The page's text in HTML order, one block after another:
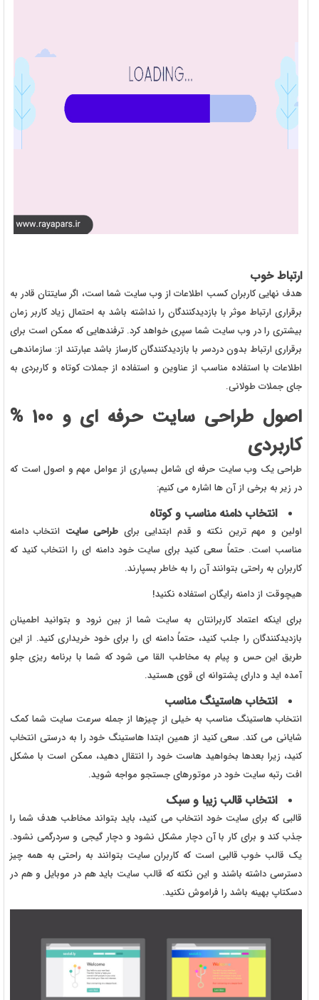
ارتباط خوب
هدف نهایی کاربران کسب اطلاعات از وب سایت شما است، اگر سایتتان قادر به
برقراری ارتباط موثر با بازدیدکنندگان را نداشته باشد به احتمال زیاد کاربر زمان
بیشتری را در وب سایت شما سپری خواهد کرد. ترفندهایی که ممکن است برای
برقراری ارتباط بدون دردسر با بازدیدکنندگان کارساز باشد عبارتند از: سازماندهی
اطلاعات با استفاده مناسب از عناوین و استفاده از جملات کوتاه و کاربردی به
جای جملات طولانی.
اصول طراحی سایت حرفه ای و 100 %
کاربردی
طراحی یک وب سایت حرفه ای شامل بسیاری از عوامل مهم و اصول است که
در زیر به برخی از آن ها اشاره می کنیم:
انتخاب دامنه مناسب و کوتاه
اولین و مهم ترین نکته و قدم ابتدایی برای طراحی سایت انتخاب دامنه
مناسب است. حتماً سعی کنید برای سایت خود دامنه ای را انتخاب کنید که
کاربران به راحتی بتوانند آن را به خاطر بسپارند.
هیچوقت از دامنه رایگان استفاده نکنید!
برای اینکه اعتماد کاربرانتان به سایت شما از بین نرود و بتوانید اطمینان
بازدیدکنندگان را جلب کنید، حتماً دامنه ای را برای خود خریداری کنید. از این
طریق این حس و پیام به مخاطب القا می شود که شما با برنامه ریزی جلو
آمده اید و دارای پشتوانه ای قوی هستید.
انتخاب هاستینگ مناسب
انتخاب هاستینگ مناسب به خیلی از چیزها از جمله سرعت سایت شما کمک
شایانی می کند. سعی کنید از همین ابتدا هاستینگ خود را به درستی انتخاب
کنید، زیرا بعدها بخواهید هاست خود را انتقال دهید، ممکن است با مشکل
افت رتبه سایت خود در موتورهای جستجو مواجه شوید.
انتخاب قالب زیبا و سبک
قالبی که برای سایت خود انتخاب می کنید، باید بتواند مخاطب هدف شما را
جذب کند و برای کار با آن دچار مشکل نشود و دچار گیجی و سردرگمی نشود.
یک قالب خوب قالبی است که کاربران سایت بتوانند به راحتی به همه چیز
دسترسی داشته باشند و این نکته که قالب سایت باید هم در موبایل و هم در
دسکتاپ بهینه باشد را فراموش نکنید.